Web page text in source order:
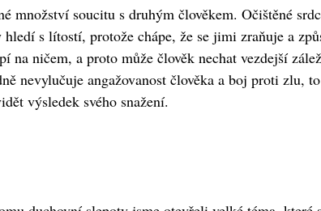
množství soucitu s druhým člověkem. Očištěné
s lítostí, protože chápe, že se jimi zraňuje a
na ničem, a proto může člověk nechat vezdejší
nevylučuje angažovanost člověka a boj proti zlu,
výsledek svého snažení.